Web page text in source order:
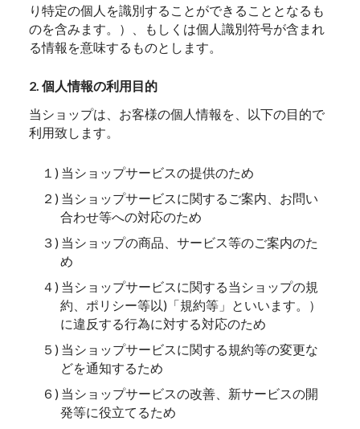
り特定の個人を識別することができることとなるも
のを含みます。）、もしくは個人識別符号が含まれ
る情報を意味するものとします。
2. 個人情報の利用目的
当ショップは、お客様の個人情報を、以下の目的で
利用致します。
１) 当ショップサービスの提供のため
２) 当ショップサービスに関するご案内、お問い
合わせ等への対応のため
３) 当ショップの商品、サービス等のご案内のた
め
４) 当ショップサービスに関する当ショップの規
約、ポリシー等以)「規約等」といいます。）
に違反する行為に対する対応のため
５) 当ショップサービスに関する規約等の変更な
どを通知するため
６) 当ショップサービスの改善、新サービスの開
発等に役立てるため